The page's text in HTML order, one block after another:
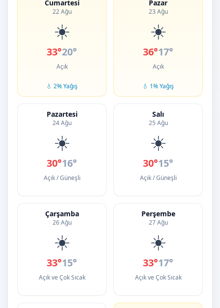
Cumartesi
22 Ağu
☀️
33°20°
Açık
💧 2% Yağış
Pazar
23 Ağu
☀️
36°17°
Açık
💧 1% Yağış
Pazartesi
24 Ağu
☀️
30°16°
Açık / Güneşli
Salı
25 Ağu
☀️
30°15°
Açık / Güneşli
Çarşamba
26 Ağu
☀️
33°15°
Açık ve Çok Sıcak
Perşembe
27 Ağu
☀️
33°17°
Açık ve Çok Sıcak